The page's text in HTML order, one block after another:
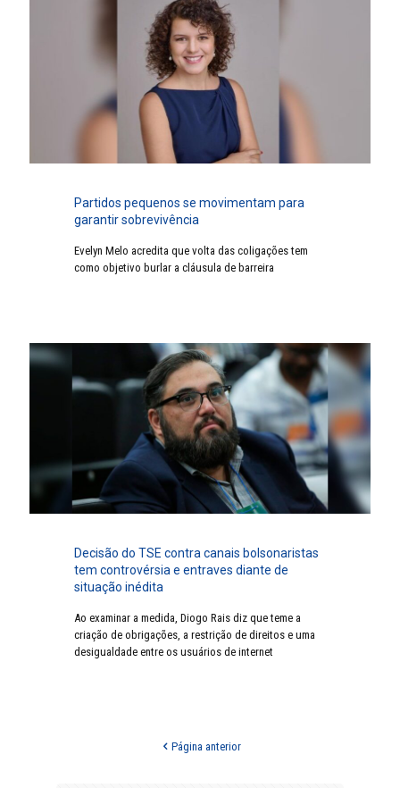
Partidos pequenos se movimentam para
garantir sobrevivência
Evelyn Melo acredita que volta das coligações tem
como objetivo burlar a cláusula de barreira
Decisão do TSE contra canais bolsonaristas
tem controvérsia e entraves diante de
situação inédita
Ao examinar a medida, Diogo Rais diz que teme a
criação de obrigações, a restrição de direitos e uma
desigualdade entre os usuários de internet
Página anterior